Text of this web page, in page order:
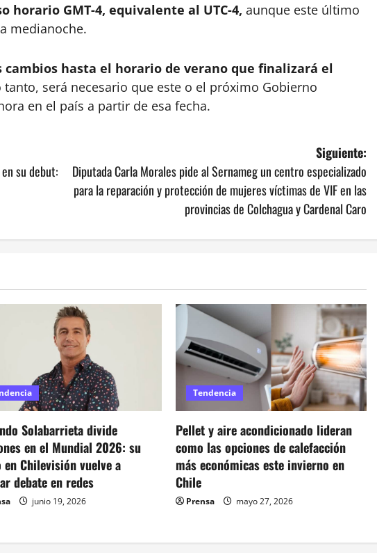
horario GMT-4, equivalente al UTC-4, aunque este último
medianoche.
hasta el horario de verano que finalizará el
tanto, será necesario que este o el próximo Gobierno
en el país a partir de esa fecha.
su debut:
Siguiente:
Diputada Carla Morales pide al Sernameg un centro especializado
para la reparación y protección de mujeres víctimas de VIF en las
provincias de Colchagua y Cardenal Caro
Solabarrieta divide
en el Mundial 2026: su
en Chilevisión vuelve a
debate en redes
junio 19, 2026
Tendencia
Pellet y aire acondicionado lideran
como las opciones de calefacción
más económicas este invierno en
Chile
Prensa mayo 27, 2026